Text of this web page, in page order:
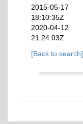
2015-05-17
18:10:35Z
2020-04-12
21:24:03Z
[Back to search]